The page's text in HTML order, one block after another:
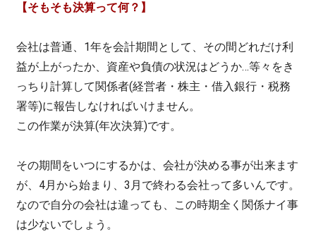
【そもそも決算って何？】
会社は普通、1年を会計期間として、その間どれだけ利
益が上がったか、資産や負債の状況はどうか…等々をき
っちり計算して関係者(経営者・株主・借入銀行・税務
署等)に報告しなければいけません。
この作業が決算(年次決算)です。
その期間をいつにするかは、会社が決める事が出来ます
が、4月から始まり、3月で終わる会社って多いんです。
なので自分の会社は違っても、この時期全く関係ナイ事
は少ないでしょう。